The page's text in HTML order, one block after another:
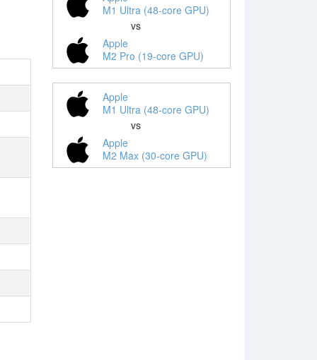
M1 Ultra (48-core GPU)
vs
Apple
M2 Pro (19-core GPU)
Apple
M1 Ultra (48-core GPU)
vs
Apple
M2 Max (30-core GPU)